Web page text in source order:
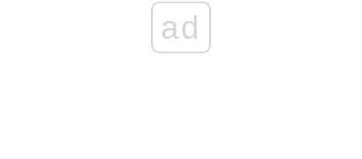
ad